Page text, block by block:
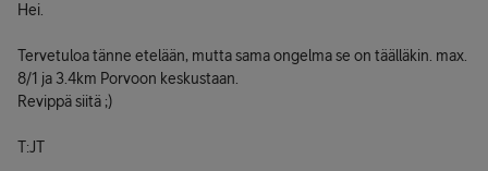
Hei.
Tervetuloa tänne etelään, mutta sama ongelma se on täälläkin. max.
8/1 ja 3.4km Porvoon keskustaan.
Revippä siitä ;)
T:JT